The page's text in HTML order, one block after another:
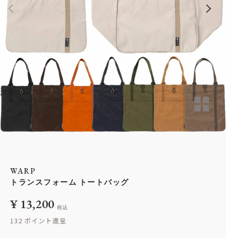
WARP
トランスフォーム トートバッグ
¥ 13,200 税込
132